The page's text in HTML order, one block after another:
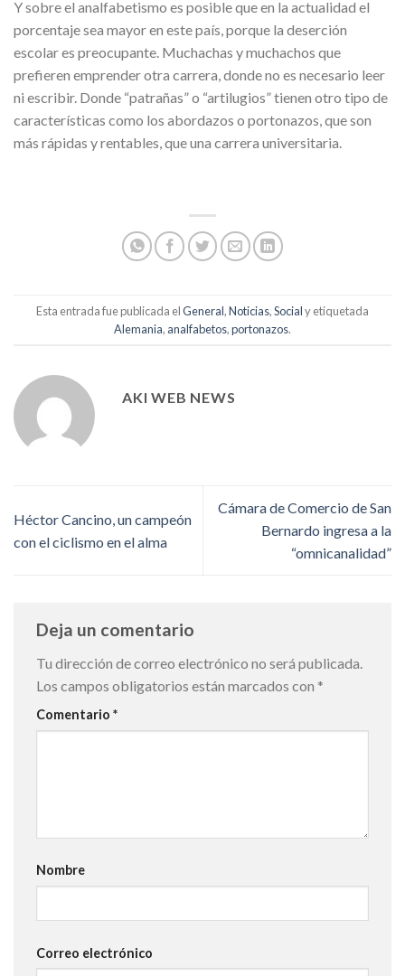
Y sobre el analfabetismo es posible que en la actualidad el
porcentaje sea mayor en este país, porque la deserción
escolar es preocupante. Muchachas y muchachos que
prefieren emprender otra carrera, donde no es necesario leer
ni escribir. Donde “patrañas” o “artilugios” tienen otro tipo de
características como los abordazos o portonazos, que son
más rápidas y rentables, que una carrera universitaria.
Esta entrada fue publicada elGeneral,Noticias,Socialy etiquetada
Alemania, analfabetos,portonazos.
AKI WEB NEWS
Héctor Cancino, un campeón
con el ciclismo en el alma
Cámara de Comercio de San
Bernardo ingresa a la
“omnicanalidad”
Deja un comentario
Tu dirección de correo electrónico no será publicada.
Los campos obligatorios están marcados con *
Comentario *
Nombre
Correo electrónico